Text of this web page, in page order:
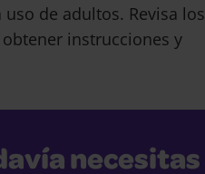
de adultos. Revisa los
instrucciones y